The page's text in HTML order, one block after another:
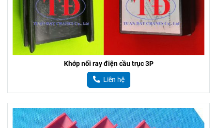
Khớp nối ray điện cầu trục 3P
Liên hệ